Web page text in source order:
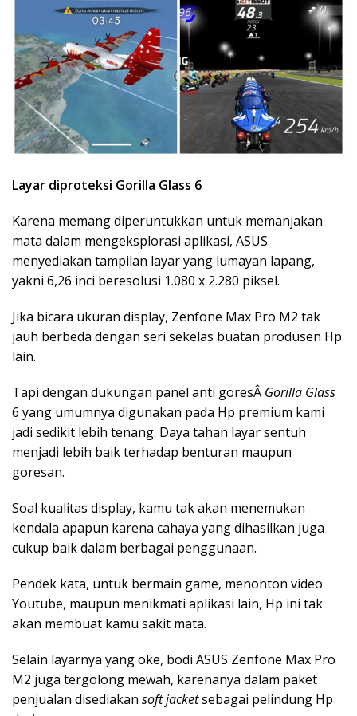
Layar diproteksi Gorilla Glass 6
Karena memang diperuntukkan untuk memanjakan
mata dalam mengeksplorasi aplikasi, ASUS
menyediakan tampilan layar yang lumayan lapang,
yakni 6,26 inci beresolusi 1.080 x 2.280 piksel.
Jika bicara ukuran display, Zenfone Max Pro M2 tak
jauh berbeda dengan seri sekelas buatan produsen Hp
lain.
Tapi dengan dukungan panel anti goresÂ Gorilla Glass
6 yang umumnya digunakan pada Hp premium kami
jadi sedikit lebih tenang. Daya tahan layar sentuh
menjadi lebih baik terhadap benturan maupun
goresan.
Soal kualitas display, kamu tak akan menemukan
kendala apapun karena cahaya yang dihasilkan juga
cukup baik dalam berbagai penggunaan.
Pendek kata, untuk bermain game, menonton video
Youtube, maupun menikmati aplikasi lain, Hp ini tak
akan membuat kamu sakit mata.
Selain layarnya yang oke, bodi ASUS Zenfone Max Pro
M2 juga tergolong mewah, karenanya dalam paket
penjualan disediakan soft jacketsebagai pelindung Hp